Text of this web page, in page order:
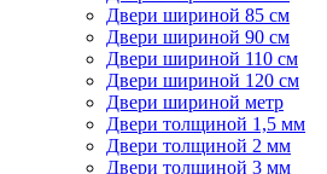
Двери шириной 85 см
Двери шириной 90 см
Двери шириной 110 см
Двери шириной 120 см
Двери шириной метр
Двери толщиной 1,5 мм
Двери толщиной 2 мм
Двери толщиной 3 мм